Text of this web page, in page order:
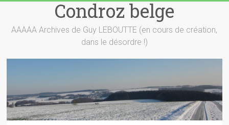
content
Condroz belge
AAAAA Archives de Guy LEBOUTTE (en cours de création,
dans le désordre !)